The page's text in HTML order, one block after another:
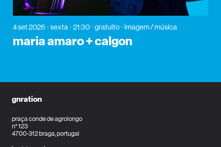
4 set 2026 sexta 21:30 gratuito imagem / música
maria amaro + calgon
gnration
praça conde de agrolongo
n° 123
4700-312 braga, portugal